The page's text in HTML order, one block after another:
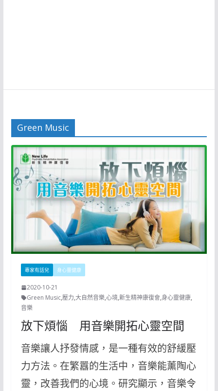
Green Music
專家有話兒 身心靈健康
2020-10-21
Green Music,壓力,大自然音樂,心境,新生精神康復會,身心靈健康,
音樂
放下煩惱 用音樂開拓心靈空間
音樂讓人抒發情感，是一種有效的舒緩壓
力方法。在繁囂的生活中，音樂能薰陶心
靈，改善我們的心境。研究顯示，音樂令